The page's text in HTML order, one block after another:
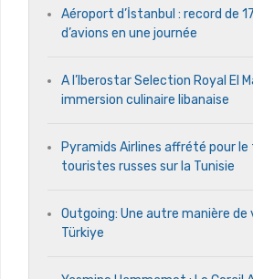
Aéroport d’İstanbul : record de
d’avions en une journée
A l’Iberostar Selection Royal El
immersion culinaire libanaise
Pyramids Airlines affrété pour
touristes russes sur la Tunisie
Outgoing: Une autre manière de
Türkiye